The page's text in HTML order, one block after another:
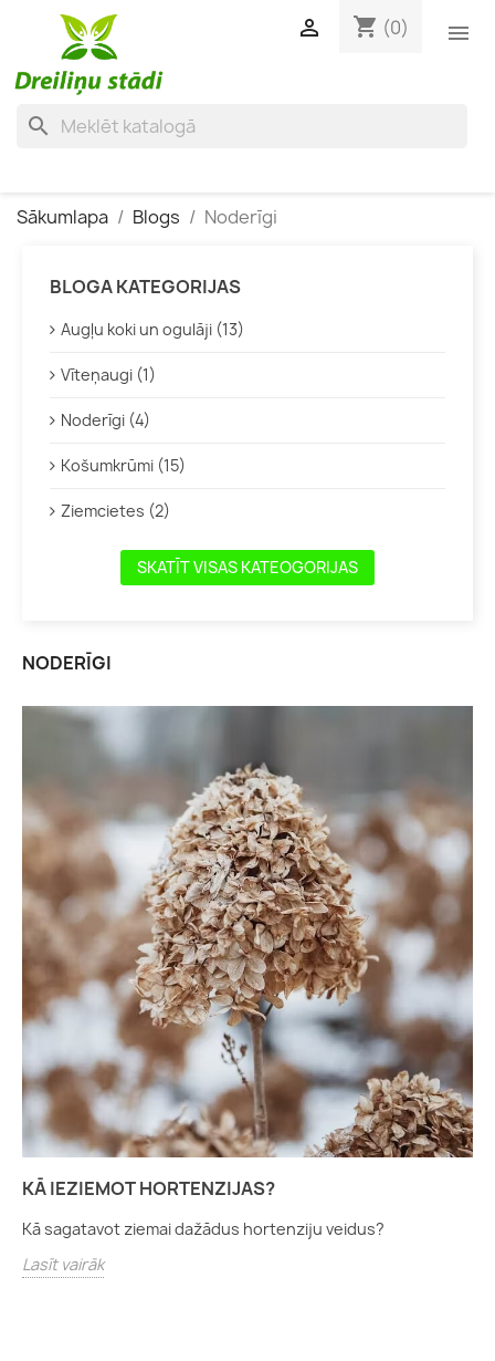

shopping_cart (0)

search
Sākumlapa Blogs Noderīgi
BLOGA KATEGORIJAS
Augļu koki un ogulāji (13)
Vīteņaugi (1)
Noderīgi (4)
Košumkrūmi (15)
Ziemcietes (2)
SKATĪT VISAS KATEOGORIJAS
NODERĪGI
KĀ IEZIEMOT HORTENZIJAS?
Kā sagatavot ziemai dažādus hortenziju veidus?
Lasīt vairāk